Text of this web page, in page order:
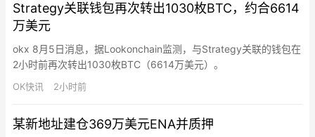
Strategy关联钱包再次转出1030枚BTC，约合6614
万美元
okx 8月5日消息，据Lookonchain监测，与Strategy关联的钱包在
2小时前再次转出1030枚BTC（6614万美元）。
OK快讯 2小时前
某新地址建仓369万美元ENA并质押